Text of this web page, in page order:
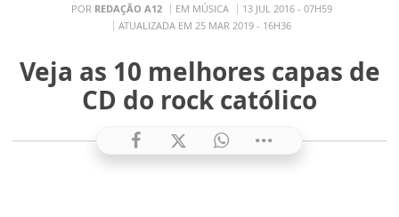
POR REDAÇÃO A12 EM MÚSICA
13 JUL 2016 - 07H59
ATUALIZADA EM 25 MAR 2019 - 16H36
Veja as 10 melhores capas de
CD do rock católico